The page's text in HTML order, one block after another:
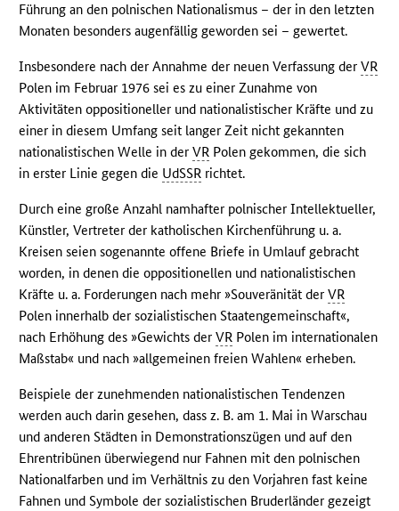
Führung an den polnischen Nationalismus – der in den letzten
Monaten besonders augenfällig geworden sei – gewertet.
Insbesondere nach der Annahme der neuen Verfassung derVR
Polen im Februar 1976 sei es zu einer Zunahme von
Aktivitäten oppositioneller und nationalistischer Kräfte und zu
einer in diesem Umfang seit langer Zeit nicht gekannten
nationalistischen Welle in derVR Polen gekommen, die sich
in erster Linie gegen die UdSSR richtet.
Durch eine große Anzahl namhafter polnischer Intellektueller,
Künstler, Vertreter der katholischen Kirchenführung u. a.
Kreisen seien sogenannte offene Briefe in Umlauf gebracht
worden, in denen die oppositionellen und nationalistischen
Kräfte u. a. Forderungen nach mehr »Souveränität derVR
Polen innerhalb der sozialistischen Staatengemeinschaft«,
nach Erhöhung des »Gewichts derVR Polen im internationalen
Maßstab« und nach »allgemeinen freien Wahlen« erheben.
Beispiele der zunehmenden nationalistischen Tendenzen
werden auch darin gesehen, dass z. B. am 1. Mai in Warschau
und anderen Städten in Demonstrationszügen und auf den
Ehrentribünen überwiegend nur Fahnen mit den polnischen
Nationalfarben und im Verhältnis zu den Vorjahren fast keine
Fahnen und Symbole der sozialistischen Bruderländer gezeigt